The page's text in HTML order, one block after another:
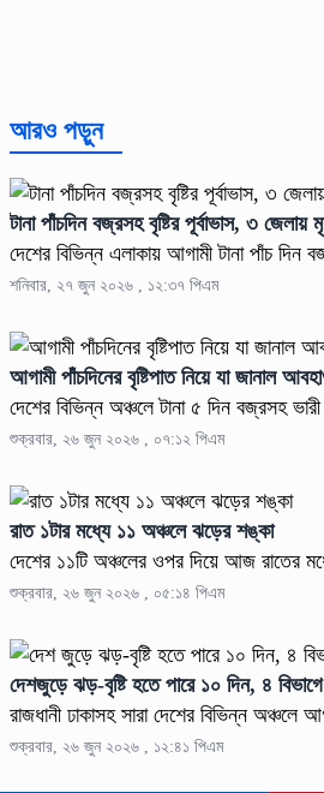
আরও পড়ুন
টানা পাঁচদিন বজ্রসহ বৃষ্টির পূর্বাভাস, ৩ জেলায়
দেশের বিভিন্ন এলাকায় আগামী টানা পাঁচ দিন
শনিবার, ২৭ জুন ২০২৬ , ১২:৩৭ পিএম
আগামী পাঁচদিনের বৃষ্টিপাত নিয়ে যা জানাল
দেশের বিভিন্ন অঞ্চলে টানা ৫ দিন বজ্রসহ ভারী
শুক্রবার, ২৬ জুন ২০২৬ , ০৭:১২ পিএম
রাত ১টার মধ্যে ১১ অঞ্চলে ঝড়ের শঙ্কা
দেশের ১১টি অঞ্চলের ওপর দিয়ে আজ রাতের
শুক্রবার, ২৬ জুন ২০২৬ , ০৫:১৪ পিএম
দেশজুড়ে ঝড়-বৃষ্টি হতে পারে ১০ দিন,
রাজধানী ঢাকাসহ সারা দেশের বিভিন্ন অঞ্চলে
শুক্রবার, ২৬ জুন ২০২৬ , ১২:৪১ পিএম